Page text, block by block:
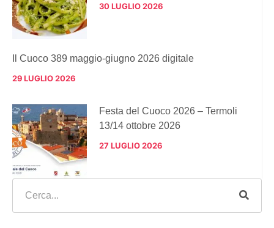
30 LUGLIO 2026
Il Cuoco 389 maggio-giugno 2026 digitale
29 LUGLIO 2026
Festa del Cuoco 2026 – Termoli
13/14 ottobre 2026
27 LUGLIO 2026